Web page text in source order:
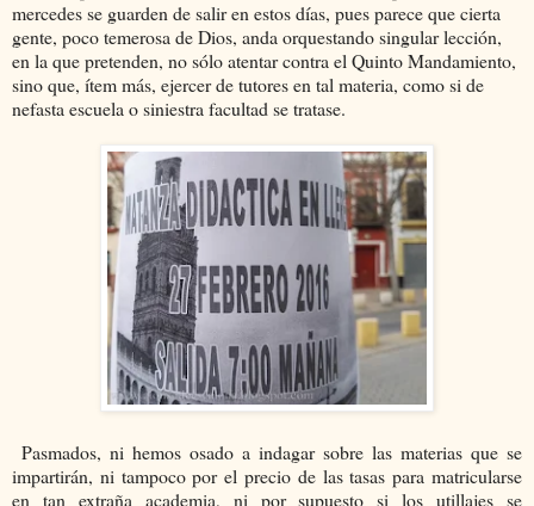
mercedes se guarden de salir en estos días, pues parece que cierta
gente, poco temerosa de Dios, anda orquestando singular lección,
en la que pretenden, no sólo atentar contra el Quinto Mandamiento,
sino que, ítem más, ejercer de tutores en tal materia, como si de
nefasta escuela o siniestra facultad se tratase.
Pasmados, ni hemos osado a indagar sobre las materias que se
impartirán, ni tampoco por el precio de las tasas para matricularse
en tan extraña academia, ni por supuesto si los utillajes se